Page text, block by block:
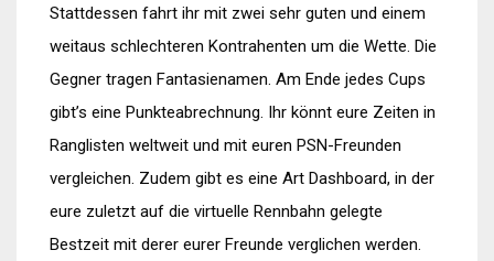
Stattdessen fahrt ihr mit zwei sehr guten und einem
weitaus schlechteren Kontrahenten um die Wette. Die
Gegner tragen Fantasienamen. Am Ende jedes Cups
gibt’s eine Punkteabrechnung. Ihr könnt eure Zeiten in
Ranglisten weltweit und mit euren PSN-Freunden
vergleichen. Zudem gibt es eine Art Dashboard, in der
eure zuletzt auf die virtuelle Rennbahn gelegte
Bestzeit mit derer eurer Freunde verglichen werden.